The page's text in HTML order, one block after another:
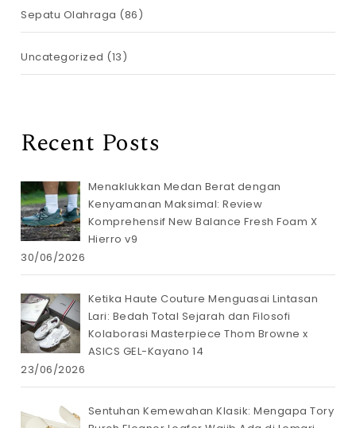
Sepatu Olahraga (86)
Uncategorized (13)
Recent Posts
Menaklukkan Medan Berat dengan
Kenyamanan Maksimal: Review
Komprehensif New Balance Fresh Foam X
Hierro v9
30/06/2026
Ketika Haute Couture Menguasai Lintasan
Lari: Bedah Total Sejarah dan Filosofi
Kolaborasi Masterpiece Thom Browne x
ASICS GEL-Kayano 14
23/06/2026
Sentuhan Kemewahan Klasik: Mengapa Tory